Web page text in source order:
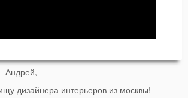
Андрей,
дизайнера интерьеров из москвы!